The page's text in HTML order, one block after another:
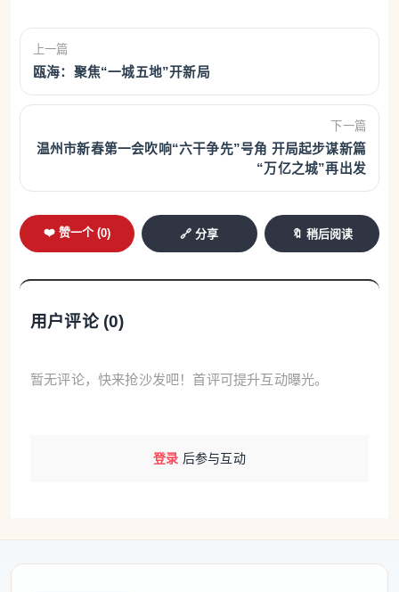
上一篇
瓯海：聚焦“一城五地”开新局
下一篇
温州市新春第一会吹响“六干争先”号角 开局起步谋新篇
“万亿之城”再出发
❤️ 赞一个 (0) 🔗 分享 🔖 稍后阅读
用户评论 (0)
暂无评论，快来抢沙发吧！首评可提升互动曝光。
登录 后参与互动